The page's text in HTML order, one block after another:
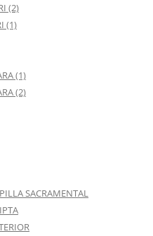
(2)
(1)
(1)
(2)
SACRAMENTAL